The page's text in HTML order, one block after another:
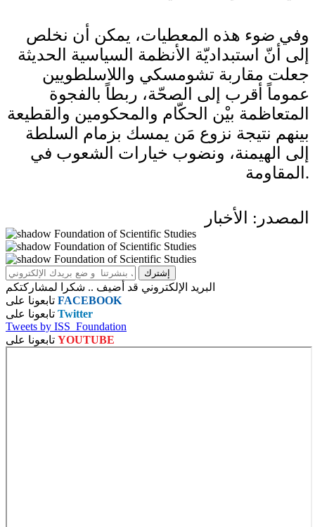
وفي ضوء هذه المعطيات، يمكن أن نخلص
إلى أنّ استبداديّة الأنظمة السياسية الحديثة
جعلت مقاربة تشومسكي واللاسلطويين
عموماً أقرب إلى الصحّة، ربطاً بالفجوة
المتعاظمة بيْن الحكّام والمحكومين والقطيعة
بينهم نتيجة نزوع مَن يمسك بزمام السلطة
إلى الهيمنة، ونضوب خيارات الشعوب في
المقاومة.
المصدر: الأخبار
البريد الإلكتروني قد أضيف .. شكرا لمشاركتكم
FACEBOOK
Twitter
Tweets by ISS_Foundation
YOUTUBE